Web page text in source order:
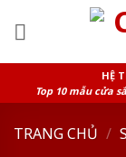
HỆ
Top 10 mẫu cửa
TRANG CHỦ /